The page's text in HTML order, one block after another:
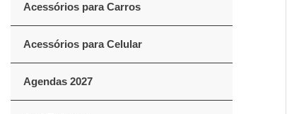
Acessórios para Carros
Acessórios para Celular
Agendas 2027